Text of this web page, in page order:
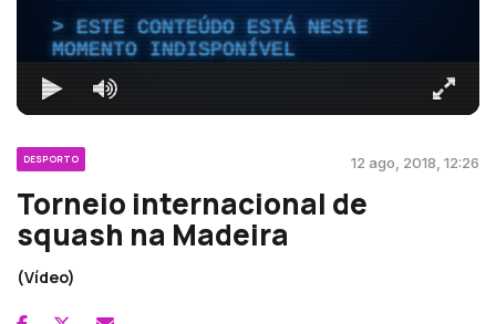
ESTE CONTEÚDO ESTÁ NESTE
MOMENTO INDISPONÍVEL
DESPORTO 12 ago, 2018, 12:26
Torneio internacional de
squash na Madeira
(Vídeo)